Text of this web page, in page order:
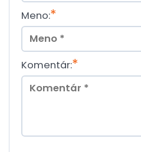
Meno:*
Komentár:*